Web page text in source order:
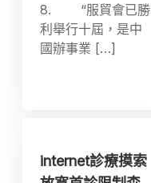
8. “服貿會已勝
利舉行十屆，是中
國辦事業 […]
internet診療摸索